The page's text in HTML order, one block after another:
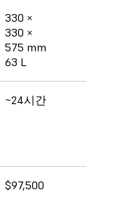
330 ×
330 ×
575 mm
63 L
~24시간
$97,500